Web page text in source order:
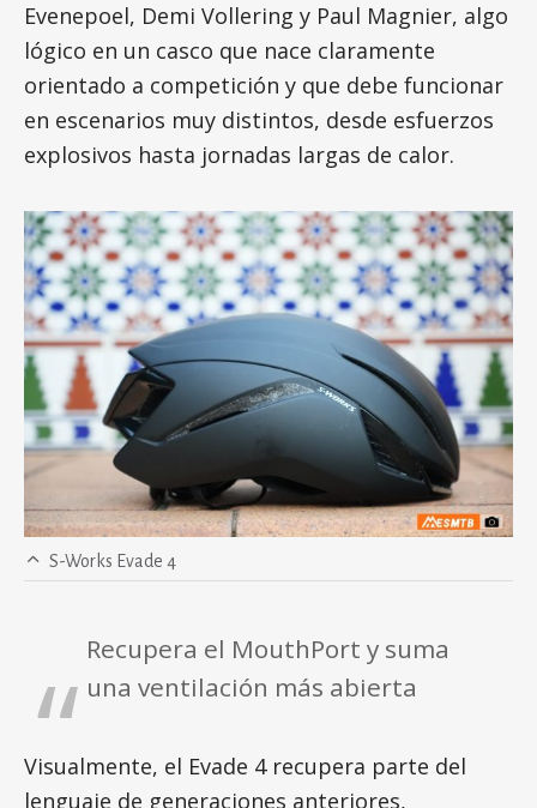
Evenepoel, Demi Vollering y Paul Magnier, algo
lógico en un casco que nace claramente
orientado a competición y que debe funcionar
en escenarios muy distintos, desde esfuerzos
explosivos hasta jornadas largas de calor.
S-Works Evade 4
Recupera el MouthPort y suma
una ventilación más abierta
Visualmente, el Evade 4 recupera parte del
lenguaje de generaciones anteriores,